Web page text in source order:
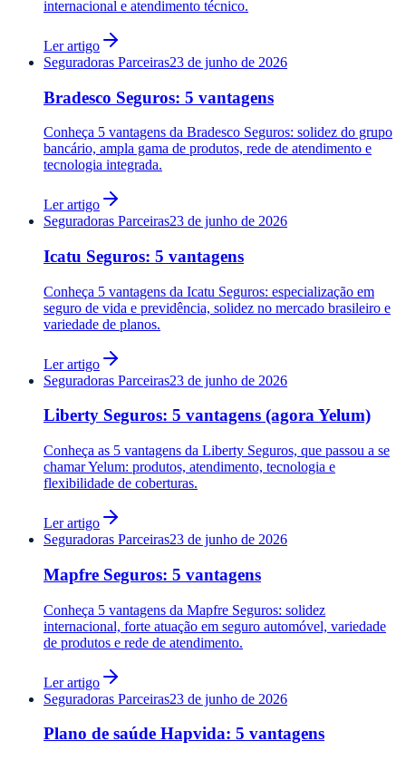
internacional e atendimento técnico.
Ler artigo
Seguradoras Parceiras23 de junho de 2026
Bradesco Seguros: 5 vantagens
Conheça 5 vantagens da Bradesco Seguros: solidez do grupo
bancário, ampla gama de produtos, rede de atendimento e
tecnologia integrada.
Ler artigo
Seguradoras Parceiras23 de junho de 2026
Icatu Seguros: 5 vantagens
Conheça 5 vantagens da Icatu Seguros: especialização em
seguro de vida e previdência, solidez no mercado brasileiro e
variedade de planos.
Ler artigo
Seguradoras Parceiras23 de junho de 2026
Liberty Seguros: 5 vantagens (agora Yelum)
Conheça as 5 vantagens da Liberty Seguros, que passou a se
chamar Yelum: produtos, atendimento, tecnologia e
flexibilidade de coberturas.
Ler artigo
Seguradoras Parceiras23 de junho de 2026
Mapfre Seguros: 5 vantagens
Conheça 5 vantagens da Mapfre Seguros: solidez
internacional, forte atuação em seguro automóvel, variedade
de produtos e rede de atendimento.
Ler artigo
Seguradoras Parceiras23 de junho de 2026
Plano de saúde Hapvida: 5 vantagens